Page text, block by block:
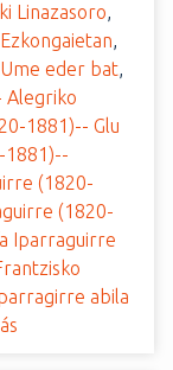
Linazasoro,
,
eder bat,
Alegriko
1881)-- Glu
1881)--
(1820-
(1820-
Iparraguirre
abila